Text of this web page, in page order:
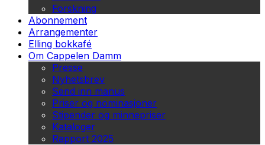
Forskning
Abonnement
Arrangementer
Elling bokkafé
Om Cappelen Damm
Presse
Nyhetsbrev
Send inn manus
Priser og nominasjoner
Stipender og minnepriser
Kataloger
Rapport 2025